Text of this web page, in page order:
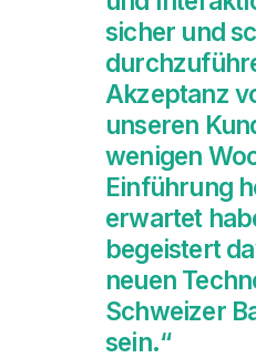
sicher und
Akzeptanz
unseren
wenigen
Einführung
erwartet
begeistert
neuen
Schweizer
sein.“